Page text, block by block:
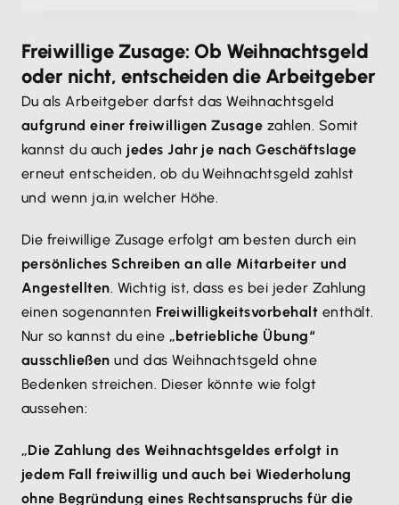
Freiwillige Zusage: Ob Weihnachtsgeld
oder nicht, entscheiden die Arbeitgeber
Du als Arbeitgeber darfst das Weihnachtsgeld
aufgrund einer freiwilligen Zusage zahlen. Somit
kannst du auch jedes Jahr je nach Geschäftslage
erneut entscheiden, ob du Weihnachtsgeld zahlst
und wenn ja,in welcher Höhe.
Die freiwillige Zusage erfolgt am besten durch ein
persönliches Schreiben an alle Mitarbeiter und
Angestellten. Wichtig ist, dass es bei jeder Zahlung
einen sogenannten Freiwilligkeitsvorbehalt enthält.
Nur so kannst du eine „betriebliche Übung“
ausschließen und das Weihnachtsgeld ohne
Bedenken streichen. Dieser könnte wie folgt
aussehen:
„Die Zahlung des Weihnachtsgeldes erfolgt in
jedem Fall freiwillig und auch bei Wiederholung
ohne Begründung eines Rechtsanspruchs für die